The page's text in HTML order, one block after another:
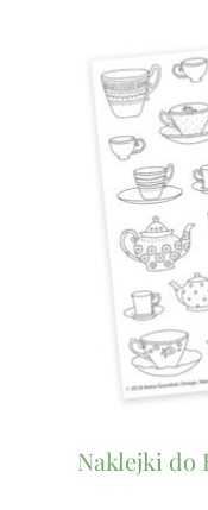
Naklejki do